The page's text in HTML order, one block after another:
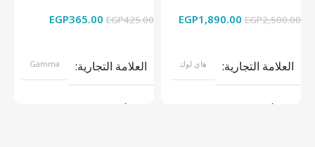
EGP2,500.00
EGP1,890.00
العلامة التجارية هاي لوك
موديل
EGP425.00
EGP365.00
العلامة التجارية Gamma
موديل